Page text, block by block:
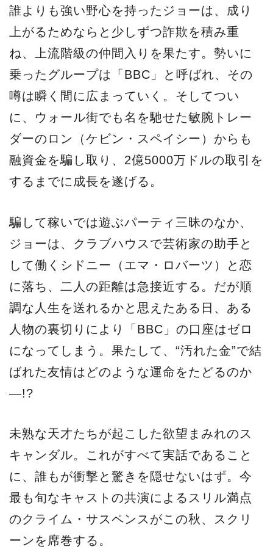
誰よりも強い野心を持ったジョーは、成り
上がるためならと少しずつ詐欺を積み重
ね、上流階級の仲間入りを果たす。勢いに
乗ったグループは「BBC」と呼ばれ、その
噂は瞬く間に広まっていく。そしてつい
に、ウォール街でも名を馳せた敏腕トレー
ダーのロン（ケビン・スペイシー）からも
融資金を騙し取り、2億5000万ドルの取引を
するまでに成長を遂げる。
騙して稼いでは遊ぶパーティ三昧のなか、
ジョーは、クラブハウスで芸術家の助手と
して働くシドニー（エマ・ロバーツ）と恋
に落ち、二人の距離は急接近する。だが順
調な人生を送れるかと思えたある日、ある
人物の裏切りにより「BBC」の口座はゼロ
になってしまう。果たして、“汚れた金”で結
ばれた友情はどのような運命をたどるのか
―!?
未熟な天才たちが起こした欲望まみれのス
キャンダル。これがすべて実話であること
に、誰もが衝撃と驚きを隠せないはず。今
最も旬なキャストの共演によるスリル満点
のクライム・サスペンスがこの秋、スクリ
ーンを席巻する。